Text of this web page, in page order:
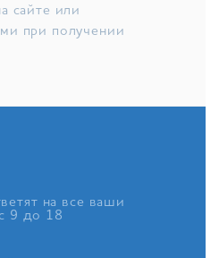
сайте или
при получении
на все ваши
9 до 18